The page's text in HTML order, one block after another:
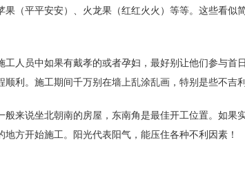
果（平平安安）、火龙果（红红火火）等等。这些看似
人员中如果有戴孝的或者孕妇，最好别让他们参与首
利。施工期间千万别在墙上乱涂乱画，特别是些不吉
般来说坐北朝南的房屋，东南角是最佳开工位置。如果
方开始施工。阳光代表阳气，能压住各种不利因素！